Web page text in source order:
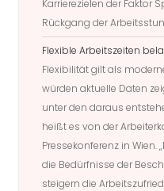
Karrierezielen der Faktor
Rückgang der
Flexible Arbeitszeiten
Flexibilität gilt als
würden aktuelle Daten
unter den daraus
heißt es von der
Pressekonferenz in Wien.
die Bedürfnisse der
steigern die